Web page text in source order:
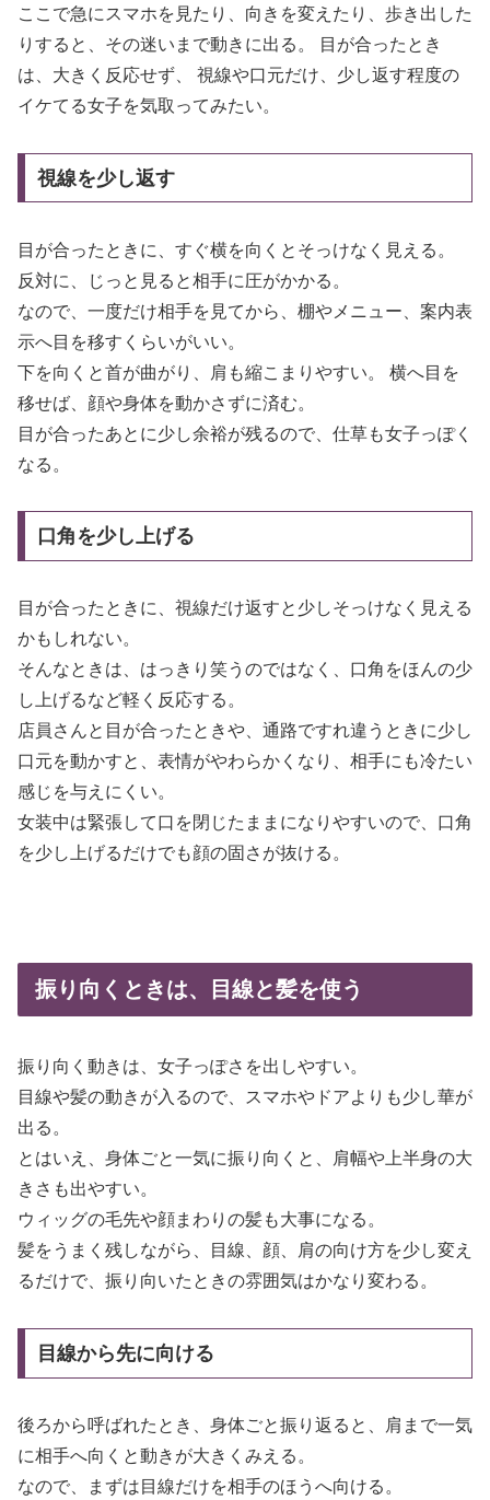
ここで急にスマホを見たり、向きを変えたり、歩き出した
りすると、その迷いまで動きに出る。 目が合ったとき
は、大きく反応せず、 視線や口元だけ、少し返す程度の
イケてる女子を気取ってみたい。
視線を少し返す
目が合ったときに、すぐ横を向くとそっけなく見える。
反対に、じっと見ると相手に圧がかかる。
なので、一度だけ相手を見てから、棚やメニュー、案内表
示へ目を移すくらいがいい。
下を向くと首が曲がり、肩も縮こまりやすい。 横へ目を
移せば、顔や身体を動かさずに済む。
目が合ったあとに少し余裕が残るので、仕草も女子っぽく
なる。
口角を少し上げる
目が合ったときに、視線だけ返すと少しそっけなく見える
かもしれない。
そんなときは、はっきり笑うのではなく、口角をほんの少
し上げるなど軽く反応する。
店員さんと目が合ったときや、通路ですれ違うときに少し
口元を動かすと、表情がやわらかくなり、相手にも冷たい
感じを与えにくい。
女装中は緊張して口を閉じたままになりやすいので、口角
を少し上げるだけでも顔の固さが抜ける。
振り向くときは、目線と髪を使う
振り向く動きは、女子っぽさを出しやすい。
目線や髪の動きが入るので、スマホやドアよりも少し華が
出る。
とはいえ、身体ごと一気に振り向くと、肩幅や上半身の大
きさも出やすい。
ウィッグの毛先や顔まわりの髪も大事になる。
髪をうまく残しながら、目線、顔、肩の向け方を少し変え
るだけで、振り向いたときの雰囲気はかなり変わる。
目線から先に向ける
後ろから呼ばれたとき、身体ごと振り返ると、肩まで一気
に相手へ向くと動きが大きくみえる。
なので、まずは目線だけを相手のほうへ向ける。